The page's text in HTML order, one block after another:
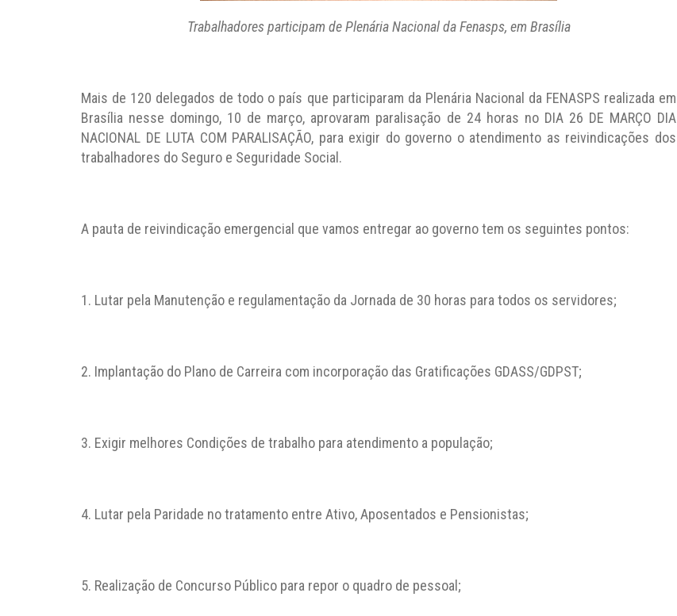
Trabalhadores participam de Plenária Nacional da Fenasps, em Brasília
Mais de 120 delegados de todo o país que participaram da Plenária Nacional da FENASPS realizada em
Brasília nesse domingo, 10 de março, aprovaram paralisação de 24 horas no DIA 26 DE MARÇO DIA
NACIONAL DE LUTA COM PARALISAÇÃO, para exigir do governo o atendimento as reivindicações dos
trabalhadores do Seguro e Seguridade Social.
A pauta de reivindicação emergencial que vamos entregar ao governo tem os seguintes pontos:
1. Lutar pela Manutenção e regulamentação da Jornada de 30 horas para todos os servidores;
2. Implantação do Plano de Carreira com incorporação das Gratificações GDASS/GDPST;
3. Exigir melhores Condições de trabalho para atendimento a população;
4. Lutar pela Paridade no tratamento entre Ativo, Aposentados e Pensionistas;
5. Realização de Concurso Público para repor o quadro de pessoal;